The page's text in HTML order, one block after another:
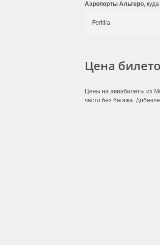
Аэропорты Альгеро,
Fertilia
Цена
Цены на авиабилеты из
часто без багажа.